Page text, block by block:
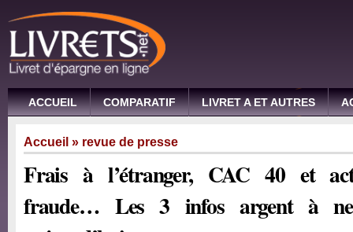
ACCUEIL COMPARATIF LIVRET A ET AUTRES
Accueil » revue de presse
Frais à l’étranger, CAC 40 et
fraude… Les 3 infos argent à